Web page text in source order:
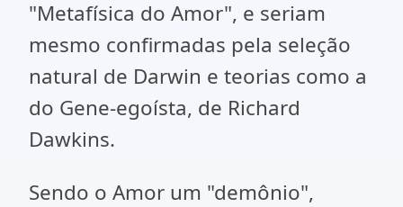
"Metafísica do Amor", e seriam
mesmo confirmadas pela seleção
natural de Darwin e teorias como a
do Gene-egoísta, de Richard
Dawkins.
Sendo o Amor um "demônio",